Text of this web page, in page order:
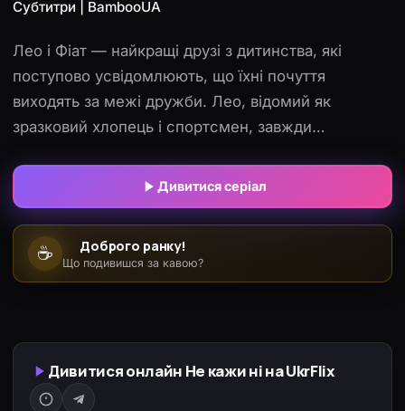
Субтитри | BambooUA
Лео і Фіат — найкращі друзі з дитинства, які
поступово усвідомлюють, що їхні почуття
виходять за межі дружби. Лео, відомий як
зразковий хлопець і спортсмен, завжди
той віддаляється і звертає увагу на інших людей.
У міру дорослішання їхній зв’язок стає
складнішим, адже емоції, приховані роками,
виходять назовні. Вони стикаються з нерішучістю,
страхом втрати та соціальними бар’єрами. Історія
спільний шлях, не втративши одне одного
назавжди.
Дивитися серіал
☕ Доброго ранку!
Що подивишся за кавою?
Дивитися онлайн Не кажи ні на UkrFlix